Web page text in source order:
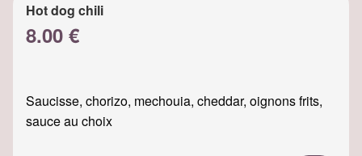
Hot dog chili
8.00 €
Saucisse, chorizo, mechouia, cheddar, oignons frits,
sauce au choix